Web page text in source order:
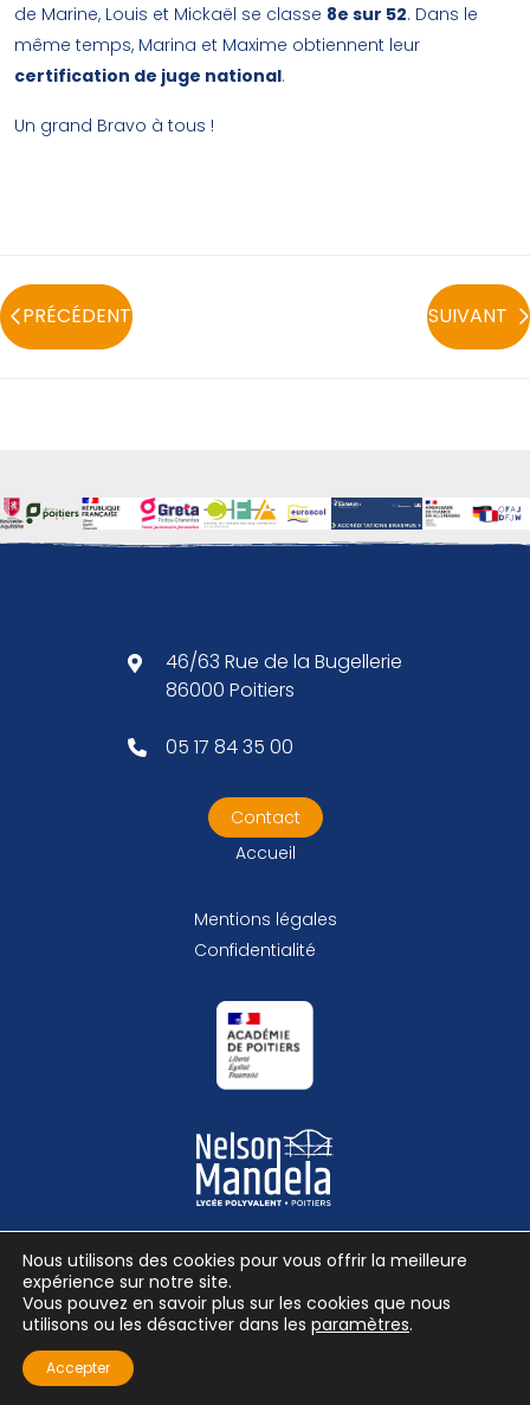
de Marine, Louis et Mickaël se classe 8e sur 52. Dans le
même temps, Marina et Maxime obtiennent leur
certification de juge national.
Un grand Bravo à tous !
PRÉCÉDENT SUIVANT
46/63 Rue de la Bugellerie
86000 Poitiers
05 17 84 35 00
Contact
Accueil
Mentions légales
Confidentialité
© Lycée Nelson Mandela
Nous utilisons des cookies pour vous offrir la meilleure
expérience sur notre site.
Vous pouvez en savoir plus sur les cookies que nous
utilisons ou les désactiver dans les paramètres.
Accepter